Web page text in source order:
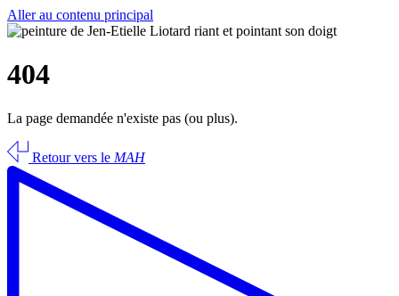
Aller au contenu principal
404
La page demandée n'existe pas (ou plus).
Retour vers le MAH